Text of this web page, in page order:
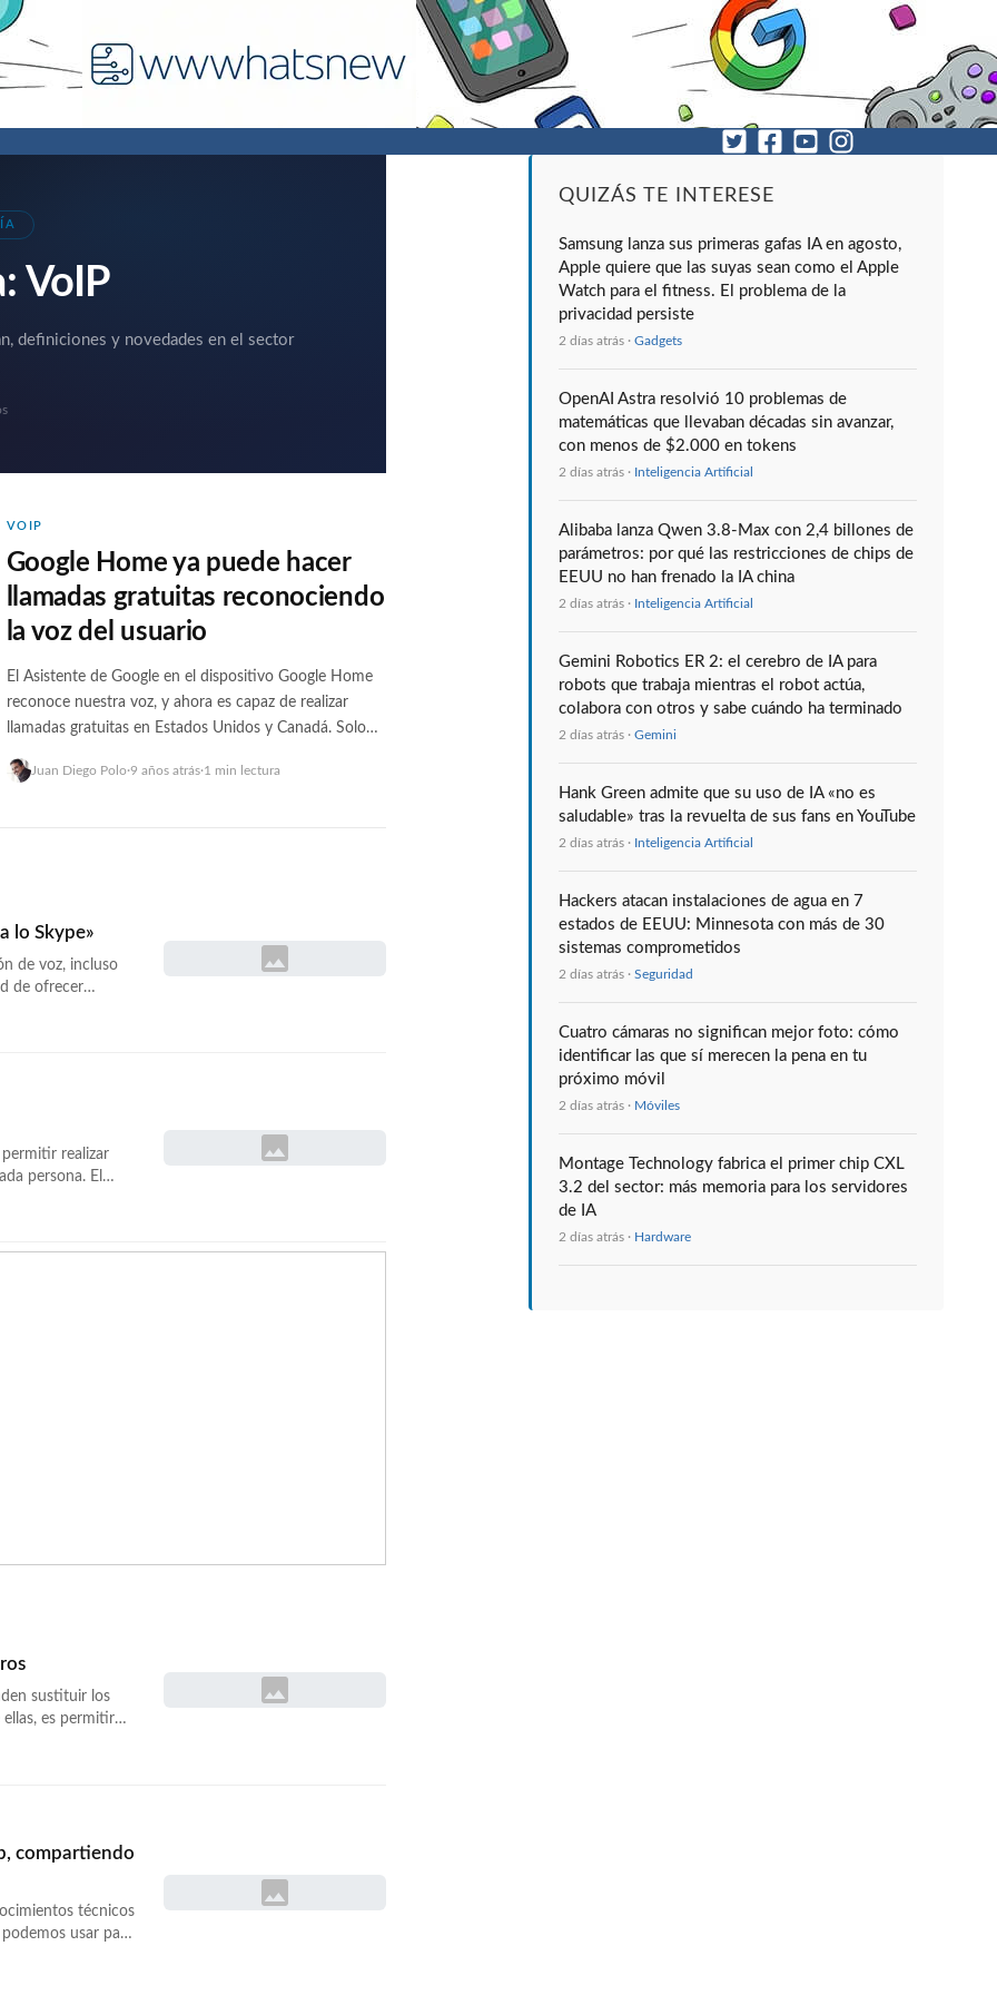
VoIP
definiciones y novedades en el sector
VOIP
Google Home ya puede hacer
llamadas gratuitas reconociendo
la voz del usuario
El Asistente de Google en el dispositivo Google Home
reconoce nuestra voz, y ahora es capaz de realizar
llamadas gratuitas en Estados Unidos y Canadá. Solo
«Google, llama a papá«, para que el sistema sepa quién
Juan Diego Polo·9 años atrás·1 min lectura
lo Skype»
de voz, incluso
de ofrecer
de cabeza
y han
permitir realizar
persona. El
vez que
en el
sustituir los
es permitir
no un número,
y adaptada… <a
compartiendo
técnicos
usar para
web. Solo
tiene un
QUIZÁS TE INTERESE
Samsung lanza sus primeras gafas IA en agosto,
Apple quiere que las suyas sean como el Apple
Watch para el fitness. El problema de la
privacidad persiste
2 días atrás · Gadgets
OpenAI Astra resolvió 10 problemas de
matemáticas que llevaban décadas sin avanzar,
con menos de $2.000 en tokens
2 días atrás · Inteligencia Artificial
Alibaba lanza Qwen 3.8-Max con 2,4 billones de
parámetros: por qué las restricciones de chips de
EEUU no han frenado la IA china
2 días atrás · Inteligencia Artificial
Gemini Robotics ER 2: el cerebro de IA para
robots que trabaja mientras el robot actúa,
colabora con otros y sabe cuándo ha terminado
2 días atrás · Gemini
Hank Green admite que su uso de IA «no es
saludable» tras la revuelta de sus fans en YouTube
2 días atrás · Inteligencia Artificial
Hackers atacan instalaciones de agua en 7
estados de EEUU: Minnesota con más de 30
sistemas comprometidos
2 días atrás · Seguridad
Cuatro cámaras no significan mejor foto: cómo
identificar las que sí merecen la pena en tu
próximo móvil
2 días atrás · Móviles
Montage Technology fabrica el primer chip CXL
3.2 del sector: más memoria para los servidores
de IA
2 días atrás · Hardware